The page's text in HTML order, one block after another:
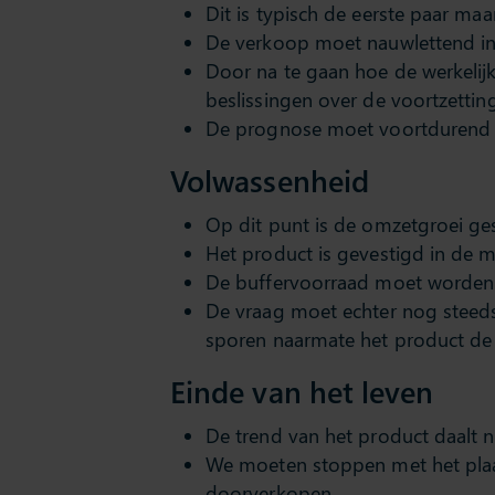
Dit is typisch de eerste paar
De verkoop moet nauwlettend
Door na te gaan hoe de
beslissingen over de
De prognose moet
Volwassenheid
Op dit punt is de omzetgroei
Het product is gevestigd in de
De buffervoorraad moet
De vraag moet echter nog
sporen naarmate het product
Einde van het leven
De trend van het product daalt
We moeten stoppen met het